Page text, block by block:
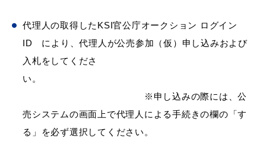
公共交通・
敬老福祉乗車券
代理人の取得したKSI官公庁オークション ログイン
ID により、代理人が公売参加（仮）申し込みおよび
入札をしてくださ
い。
※申し込みの際には、公
売システムの画面上で代理人による手続きの欄の「す
る」を必ず選択してください。